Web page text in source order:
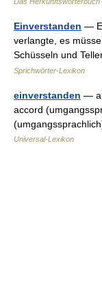
Einverstanden —
verlangte, es
Schüsseln und
Sprichwörter-Lexikon
einverstanden —
accord
Universal-Lexikon